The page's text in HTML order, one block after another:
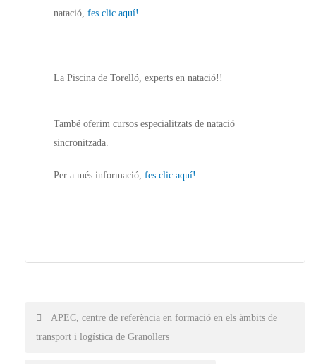
natació, fes clic aquí!
La Piscina de Torelló, experts en natació!!
També oferim cursos especialitzats de natació
sincronitzada.
Per a més informació, fes clic aquí!
Post
navigation
APEC, centre de referència en formació en els àmbits de
transport i logística de Granollers